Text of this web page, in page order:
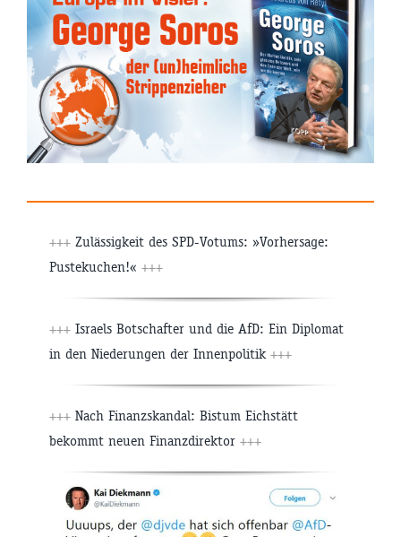
+++ Zulässigkeit des SPD-Votums: »Vorhersage:
Pustekuchen!« +++
+++ Israels Botschafter und die AfD: Ein Diplomat
in den Niederungen der Innenpolitik +++
+++ Nach Finanzskandal: Bistum Eichstätt
bekommt neuen Finanzdirektor +++